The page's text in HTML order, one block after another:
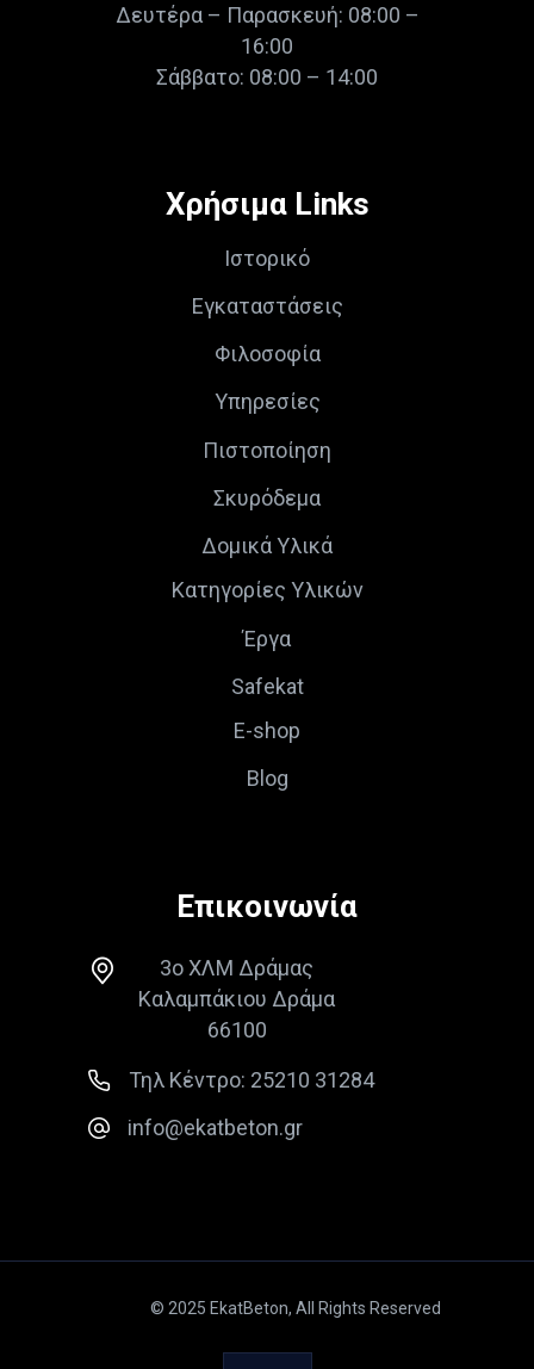
Δευτέρα – Παρασκευή: 08:00 –
16:00
Σάββατο: 08:00 – 14:00
Χρήσιμα Links
Ιστορικό
Εγκαταστάσεις
Φιλοσοφία
Υπηρεσίες
Πιστοποίηση
Σκυρόδεμα
Δομικά Υλικά
Κατηγορίες Υλικών
Έργα
Safekat
E-shop
Blog
Επικοινωνία
3ο ΧΛΜ Δράμας
Καλαμπάκιου Δράμα
66100
Τηλ Κέντρο: 25210 31284
info@ekatbeton.gr
© 2025 EkatBeton, All Rights Reserved